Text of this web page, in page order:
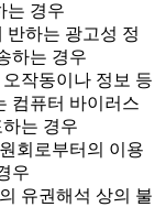
는 경우
반하는 광고성 정
하는 경우
작동이나 정보 등
컴퓨터 바이러스
는 경우
회로부터의 이용
우
유권해석 상의 불